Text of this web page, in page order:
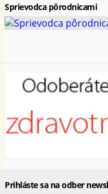
Sprievodca pôrodnicami
Prihláste sa na odber